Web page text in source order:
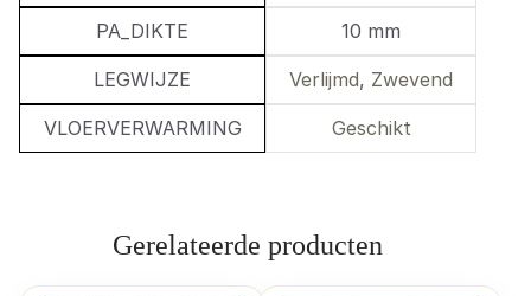
PA_DIKTE 10 mm
LEGWIJZE Verlijmd, Zwevend
VLOERVERWARMING Geschikt
Gerelateerde producten